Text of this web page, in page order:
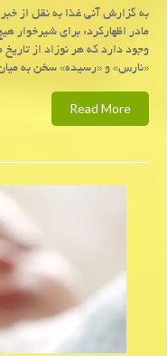
به گزارش آنی غذا به نقل از خبر
مادر اظهارکرد: برای شیرخوار
وجود دارد که هر نوزاد از تاریخ
«نارس» و «رسیده» سخن به
Read More